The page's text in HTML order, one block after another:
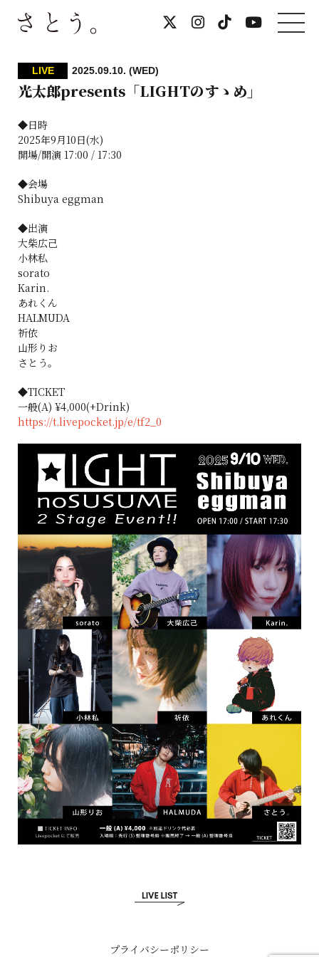
LIVE 2025.09.10. (WED)
光太郎presents「LIGHTのすゝめ」
◆日時
2025年9月10日(水)
開場/開演 17:00 / 17:30
◆会場
Shibuya eggman
◆出演
大柴広己
小林私
sorato
Karin.
あれくん
HALMUDA
祈依
山形りお
さとう。
◆TICKET
一般(A) ¥4,000(+Drink)
https://t.livepocket.jp/e/tf2_0
プライバシーポリシー